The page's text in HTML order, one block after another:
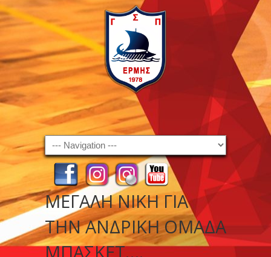
Navigation
ΜΕΓΆΛΗ ΝΊΚΗ ΓΙΑ
ΤΗΝ ΑΝΔΡΙΚΉ ΟΜΆΔΑ
ΜΠΆΣΚΕΤ….